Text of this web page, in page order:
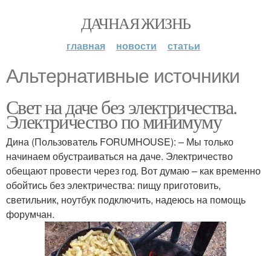
ДАЧНАЯ ЖИЗНЬ
главная новости статьи
Альтернативные источники
Свет на даче без электричества.
Электричество по минимуму
Дина (Пользователь FORUMHOUSE): – Мы только
начинаем обустраиваться на даче. Электричество
обещают провести через год. Вот думаю – как временно
обойтись без электричества: пищу приготовить,
светильник, ноутбук подключить, надеюсь на помощь
форумчан.